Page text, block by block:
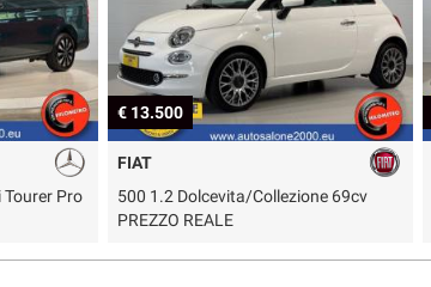
Pro
€ 13.500
FIAT
500 1.2 Dolcevita/Collezione 69cv
PREZZO REALE